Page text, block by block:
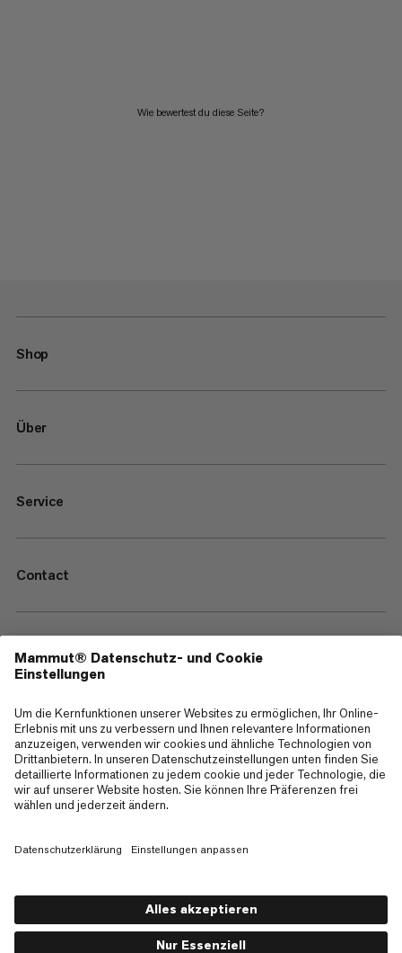
Wie bewertest du diese Seite?
Shop
Über
Service
Contact
—
Sitemap
Cookies
Impressum